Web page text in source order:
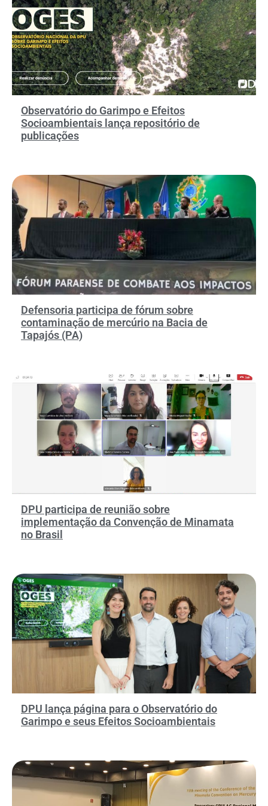
Observatório do Garimpo e Efeitos
Socioambientais lança repositório de
publicações
Defensoria participa de fórum sobre
contaminação de mercúrio na Bacia de
Tapajós (PA)
DPU participa de reunião sobre
implementação da Convenção de Minamata
no Brasil
DPU lança página para o Observatório do
Garimpo e seus Efeitos Socioambientais